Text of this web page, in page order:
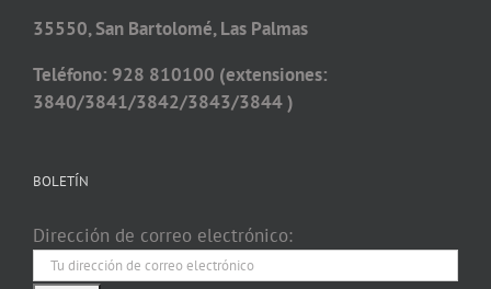
35550, San Bartolomé, Las Palmas
Teléfono: 928 810100 (extensiones:
3840/3841/3842/3843/3844 )
BOLETÍN
Dirección de correo electrónico: